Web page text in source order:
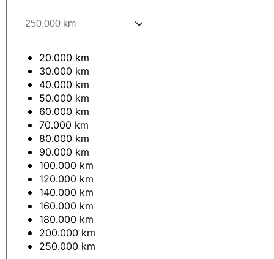
20.000 km
30.000 km
40.000 km
50.000 km
60.000 km
70.000 km
80.000 km
90.000 km
100.000 km
120.000 km
140.000 km
160.000 km
180.000 km
200.000 km
250.000 km